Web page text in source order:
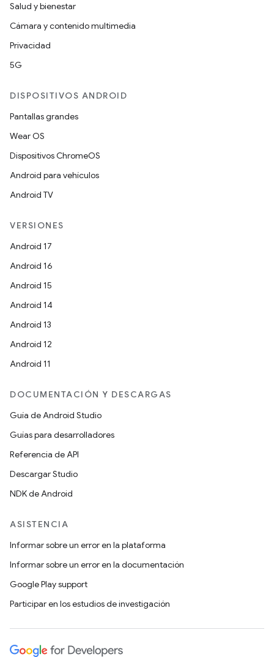
Salud y bienestar
Cámara y contenido multimedia
Privacidad
5G
DISPOSITIVOS ANDROID
Pantallas grandes
Wear OS
Dispositivos ChromeOS
Android para vehículos
Android TV
VERSIONES
Android 17
Android 16
Android 15
Android 14
Android 13
Android 12
Android 11
DOCUMENTACIÓN Y DESCARGAS
Guía de Android Studio
Guías para desarrolladores
Referencia de API
Descargar Studio
NDK de Android
ASISTENCIA
Informar sobre un error en la plataforma
Informar sobre un error en la documentación
Google Play support
Participar en los estudios de investigación